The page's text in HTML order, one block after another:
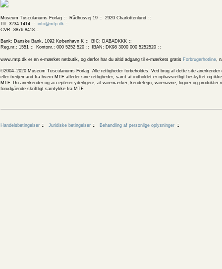
Museum Tusculanums Forlag Rådhusvej 19
2920 Charlottenlund
Tlf. 3234 1414
info@mtp.dk
CVR: 8876 8418
Bank: Danske Bank, 1092 København K
BIC: DABADKKK
Reg.nr.: 1551
Kontonr.: 000 5252 520 IBAN: DK98 3000 000 5252520
www.mtp.dk er en e-mærket netbutik, og derfor har du altid adgang til e-mærkets gratis Forbrugerhotline,
©2004–2020 Museum Tusculanums Forlag. Alle rettigheder forbeholdes. Ved brug af dette site
eller tredjemand fra hvem MTF afleder sine rettigheder, samt at indholdet er ophavsretligt beskyttet og
MTF. Du anerkender og accepterer yderligere, at varemærker, kendetegn, varenavne, logoer og
forudgående skriftligt samtykke fra MTF.
Handelsbetingelser Juridiske betingelser Behandling af personlige oplysninger